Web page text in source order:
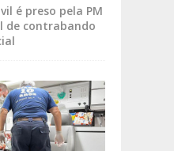
é preso pela PM
de contrabando